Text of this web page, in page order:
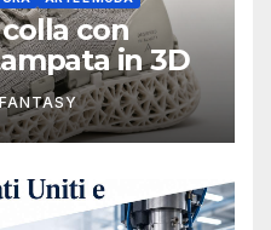
con
in 3D
FANTASY